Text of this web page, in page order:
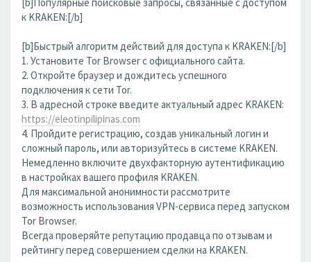
к KRAKEN:[/b]
[b]Быстрый алгоритм действий для доступа к KRAKEN:[/b]
1. Установите Tor Browser с официального сайта.
2. Откройте браузер и дождитесь успешного
подключения к сети Tor.
3. В адресной строке введите актуальный адрес KRAKEN:
https://eleotinpilipinas.com
4. Пройдите регистрацию, создав уникальный логин и
сложный пароль, или авторизуйтесь в системе KRAKEN.
Немедленно включите двухфакторную аутентификацию
в настройках вашего профиля KRAKEN.
Для максимальной анонимности рассмотрите
возможность использования VPN-сервиса перед запуском
Tor Browser.
Всегда проверяйте репутацию продавца по отзывам и
рейтингу перед совершением сделки на KRAKEN.